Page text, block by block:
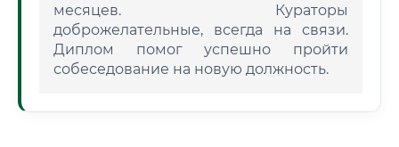
месяцев. Кураторы
доброжелательные, всегда на связи.
Диплом помог успешно пройти
собеседование на новую должность.